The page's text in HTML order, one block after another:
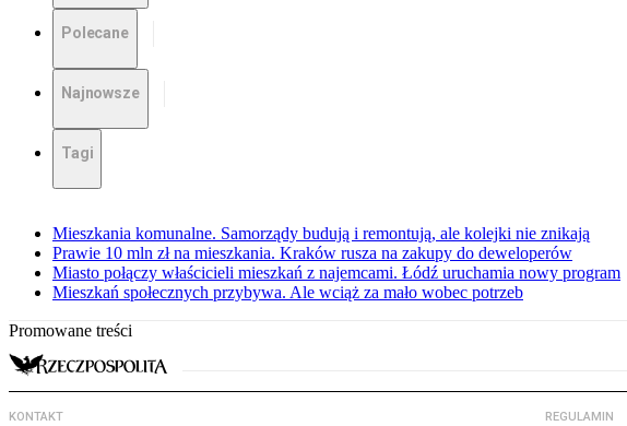
Polecane
Najnowsze
Tagi
Mieszkania komunalne. Samorządy budują i remontują, ale kolejki nie znikają
Prawie 10 mln zł na mieszkania. Kraków rusza na zakupy do deweloperów
Miasto połączy właścicieli mieszkań z najemcami. Łódź uruchamia nowy program
Mieszkań społecznych przybywa. Ale wciąż za mało wobec potrzeb
Promowane treści
KONTAKT REGULAMIN